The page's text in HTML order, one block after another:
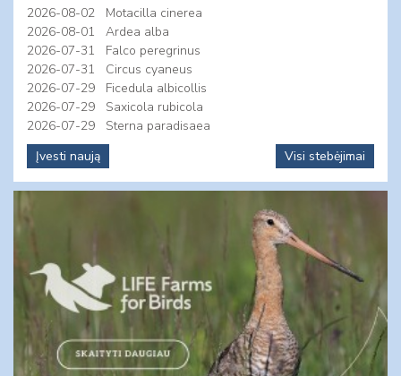
2026-08-02
Motacilla cinerea
2026-08-01
Ardea alba
2026-07-31
Falco peregrinus
2026-07-31
Circus cyaneus
2026-07-29
Ficedula albicollis
2026-07-29
Saxicola rubicola
2026-07-29
Sterna paradisaea
Įvesti naują
Visi stebėjimai